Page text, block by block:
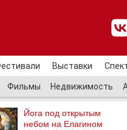
Выставки
Фильмы Недвижимость
Йога под открытым
небом на Елагином